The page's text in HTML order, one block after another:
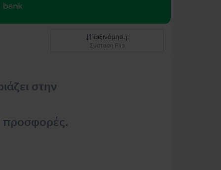
Ταξινόμηση:
Σύσταση Flip
στην
προσφορές.